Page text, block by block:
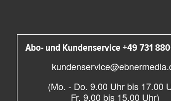
Abo- und Kundenservice +49 731
(Mo. - Do. 9.00 Uhr bis 17.00
Fr. 9.00 bis 15.00 Uhr)